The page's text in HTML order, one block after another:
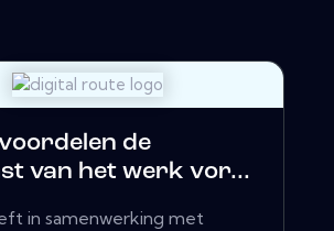
de
van het werk vor...
in samenwerking met